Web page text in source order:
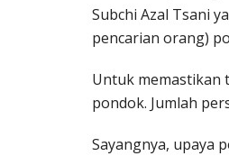
Subchi Azal Tsani
pencarian orang)
Untuk memastikan
pondok. Jumlah
Sayangnya, upaya